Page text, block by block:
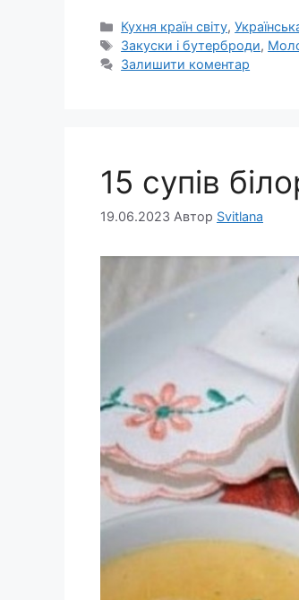
Категорії
Кухня країн світу,
Позначки
Закуски і бутерброди,
Залишити коментар
15 супів
19.06.2023 Автор Svitlana